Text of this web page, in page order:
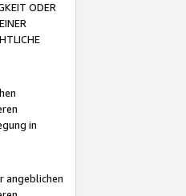
ODER
in
angeblichen